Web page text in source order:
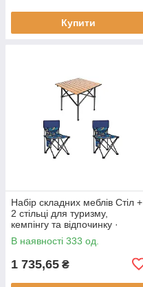
Купити
Набір складних меблів Стіл +
2 стільці для туризму,
кемпінгу та відпочинку ·
Металевий каркас
В наявності 333 од.
1 735,65 ₴